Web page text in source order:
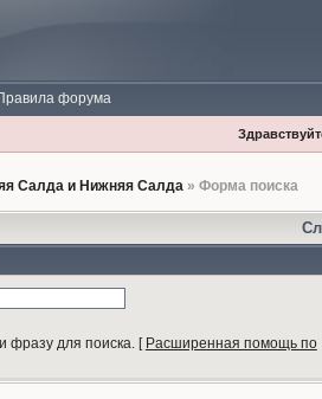
форума
Салда и Нижняя Салда» Форма поиска
фразу для поиска.[ Расширенная помощь по